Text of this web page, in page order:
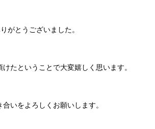
がとうございました。
たということで大変嬉しく思います。
いをよろしくお願いします。